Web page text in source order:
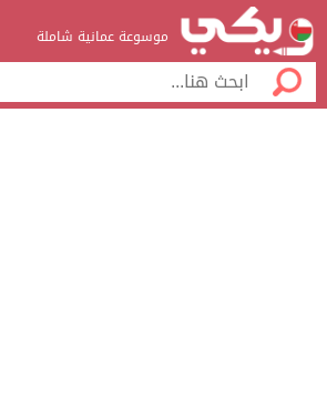
موسوعة عمانية شاملة